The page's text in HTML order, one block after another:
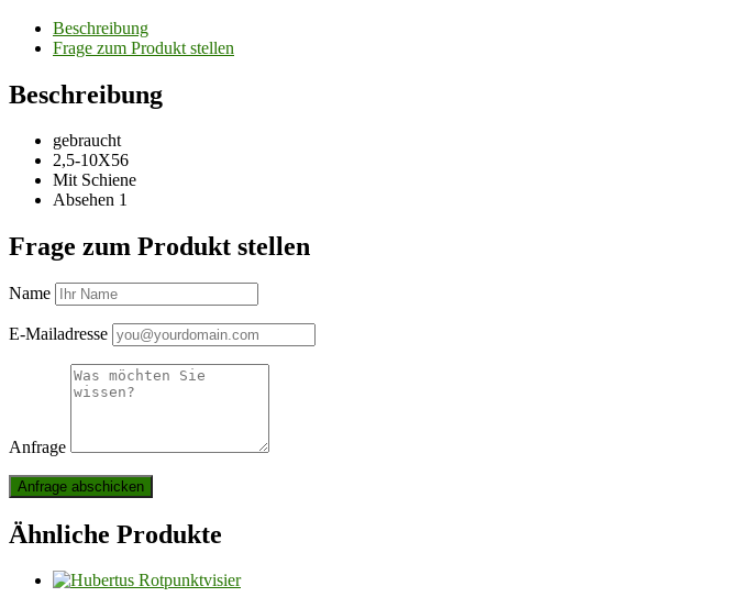
Beschreibung
Frage zum Produkt stellen
Beschreibung
gebraucht
2,5-10X56
Mit Schiene
Absehen 1
Frage zum Produkt stellen
Name
E-Mailadresse
Anfrage
Ähnliche Produkte